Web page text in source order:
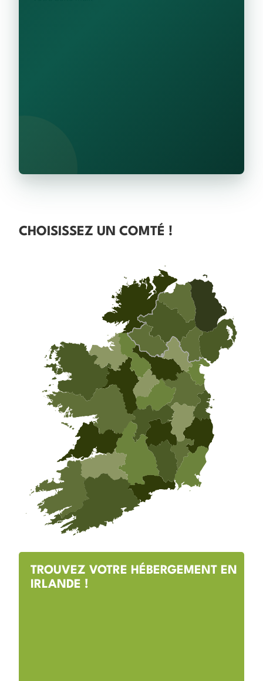
CHOISISSEZ UN COMTÉ !
TROUVEZ VOTRE HÉBERGEMENT EN
IRLANDE !